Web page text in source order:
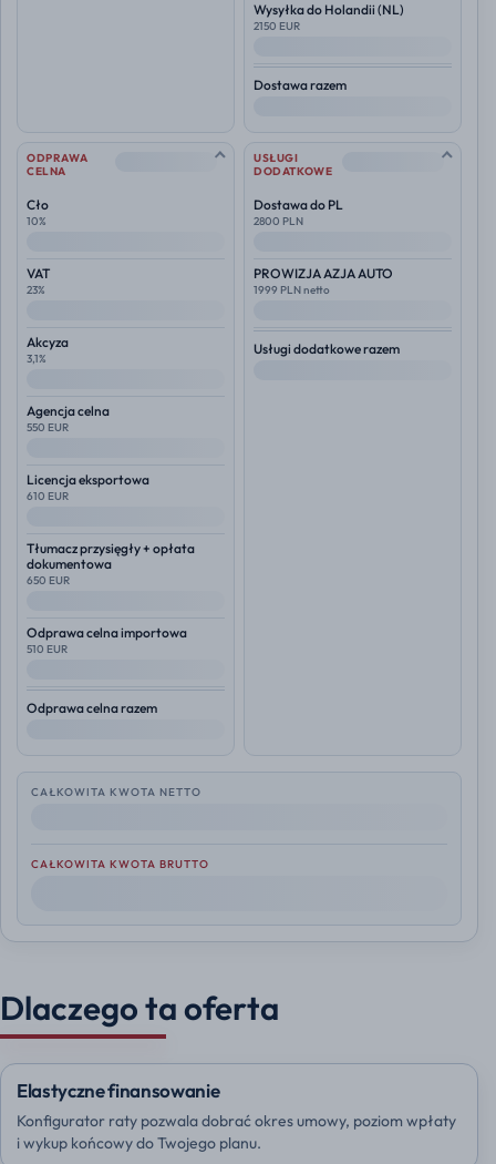
Wysyłka do Holandii (NL)
2150 EUR
Dostawa razem
ODPRAWA
CELNA
--
Cło
10%
VAT
23%
Akcyza
3,1%
Agencja celna
550 EUR
Licencja eksportowa
610 EUR
Tłumacz przysięgły + opłata
dokumentowa
650 EUR
Odprawa celna importowa
510 EUR
Odprawa celna razem
USŁUGI
DODATKOWE
--
Dostawa do PL
2800 PLN
PROWIZJA AZJA AUTO
1999 PLN netto
Usługi dodatkowe razem
CAŁKOWITA KWOTA NETTO
CAŁKOWITA KWOTA BRUTTO
Dlaczego ta oferta
Elastyczne finansowanie
Konfigurator raty pozwala dobrać okres umowy, poziom wpłaty
i wykup końcowy do Twojego planu.